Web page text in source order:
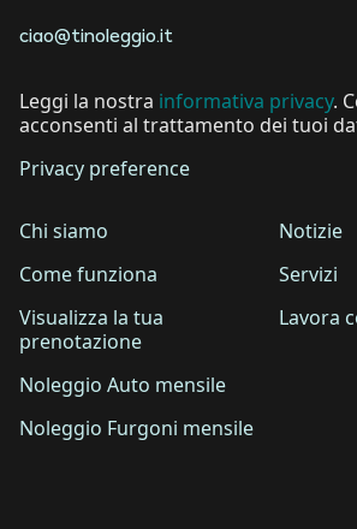
ciao@tinoleggio.it
Leggi la nostra informativa privacy.
acconsenti al trattamento dei tuoi
Privacy preference
Chi siamo
Come funziona
Visualizza la tua
prenotazione
Noleggio Auto mensile
Noleggio Furgoni mensile
Notizie
Servizi
Lavora